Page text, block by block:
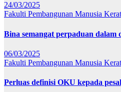
24/03/2025
Fakulti Pembangunan Manusia
Bina semangat perpaduan dalam
06/03/2025
Fakulti Pembangunan Manusia
Perluas definisi OKU kepada